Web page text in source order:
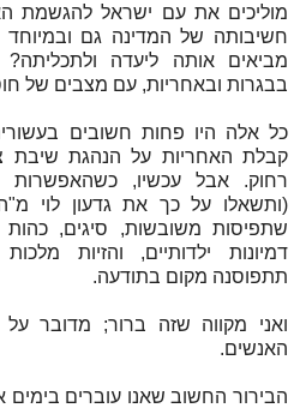
מוליכים את עם ישראל להגשמת
חשיבותה של המדינה גם
מביאים אותה ליעדה
בבגרות ובאחריות, עם מצבים של
כל אלה היו פחות חשובים
קבלת האחריות על הנהגת שיבת
רחוק. אבל עכשיו, כשהאפשרות
(ותשאלו על כך את גדעון לוי
שתפיסות משובשות, סיגים, כהות
דמיונות ילדותיים, והזיות
תתפוסנה מקום בתודעה.
ואני מקווה שזה ברור; מדובר על
האנשים.
הבירור החשוב שאנו עוברים